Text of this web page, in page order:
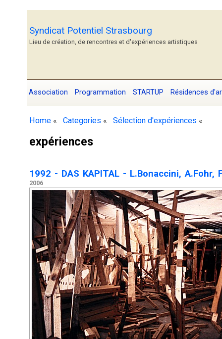
Syndicat Potentiel Strasbourg
Lieu de création, de rencontres et d'expériences artistiques
Association Programmation STARTUP Résidences
Home « Categories « Sélection d'expériences «
expériences
1992 - DAS KAPITAL - L.Bonaccini, A.Fohr,
2006